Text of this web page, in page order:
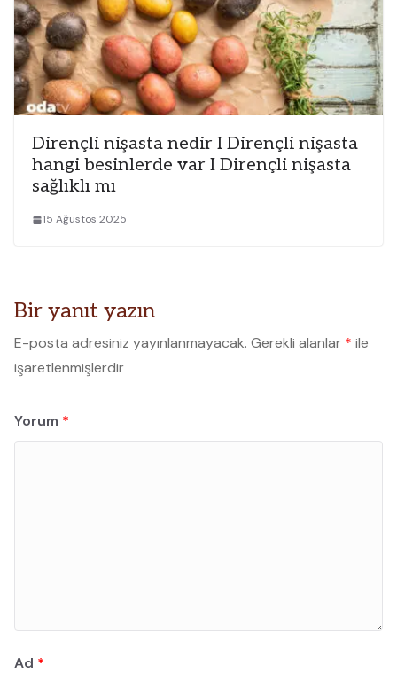
Dirençli nişasta nedir I Dirençli nişasta
hangi besinlerde var I Dirençli nişasta
sağlıklı mı
15 Ağustos 2025
Bir yanıt yazın
E-posta adresiniz yayınlanmayacak. Gerekli alanlar * ile
işaretlenmişlerdir
Yorum *
Ad *